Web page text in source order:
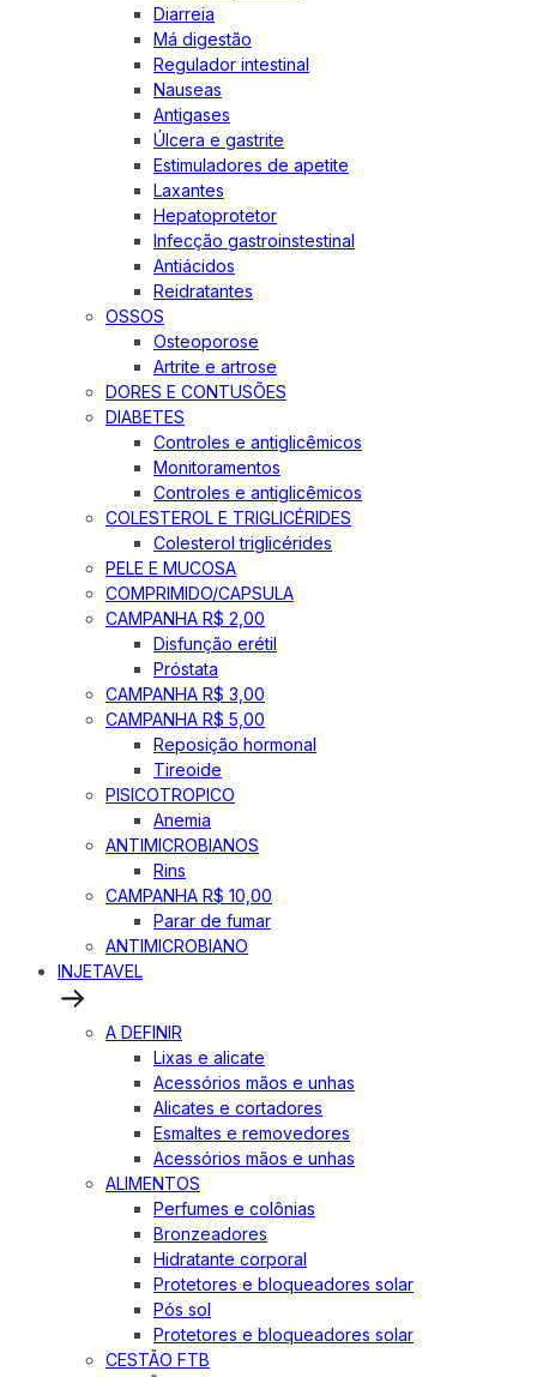
Diarreia
Má digestão
Regulador intestinal
Nauseas
Antigases
Úlcera e gastrite
Estimuladores de apetite
Laxantes
Hepatoprotetor
Infecção gastroinstestinal
Antiácidos
Reidratantes
OSSOS
Osteoporose
Artrite e artrose
DORES E CONTUSÕES
DIABETES
Controles e antiglicêmicos
Monitoramentos
Controles e antiglicêmicos
COLESTEROL E TRIGLICÉRIDES
Colesterol triglicérides
PELE E MUCOSA
COMPRIMIDO/CAPSULA
CAMPANHA R$ 2,00
Disfunção erétil
Próstata
CAMPANHA R$ 3,00
CAMPANHA R$ 5,00
Reposição hormonal
Tireoide
PISICOTROPICO
Anemia
ANTIMICROBIANOS
Rins
CAMPANHA R$ 10,00
Parar de fumar
ANTIMICROBIANO
INJETAVEL
A DEFINIR
Lixas e alicate
Acessórios mãos e unhas
Alicates e cortadores
Esmaltes e removedores
Acessórios mãos e unhas
ALIMENTOS
Perfumes e colônias
Bronzeadores
Hidratante corporal
Protetores e bloqueadores solar
Pós sol
Protetores e bloqueadores solar
CESTÃO FTB